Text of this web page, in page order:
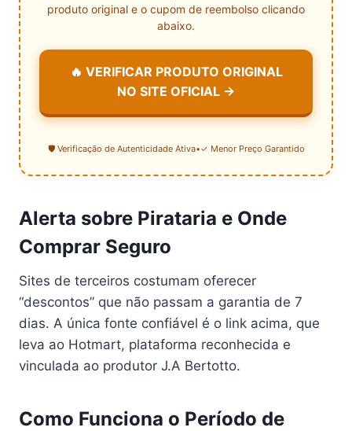
produto original e o cupom de reembolso clicando
abaixo.
🔥 VERIFICAR PRODUTO ORIGINAL
NO SITE OFICIAL →
🛡️ Verificação de Autenticidade Ativa•✓ Menor Preço Garantido
Alerta sobre Pirataria e Onde
Comprar Seguro
Sites de terceiros costumam oferecer
“descontos” que não passam a garantia de 7
dias. A única fonte confiável é o link acima, que
leva ao Hotmart, plataforma reconhecida e
vinculada ao produtor J.A Bertotto.
Como Funciona o Período de